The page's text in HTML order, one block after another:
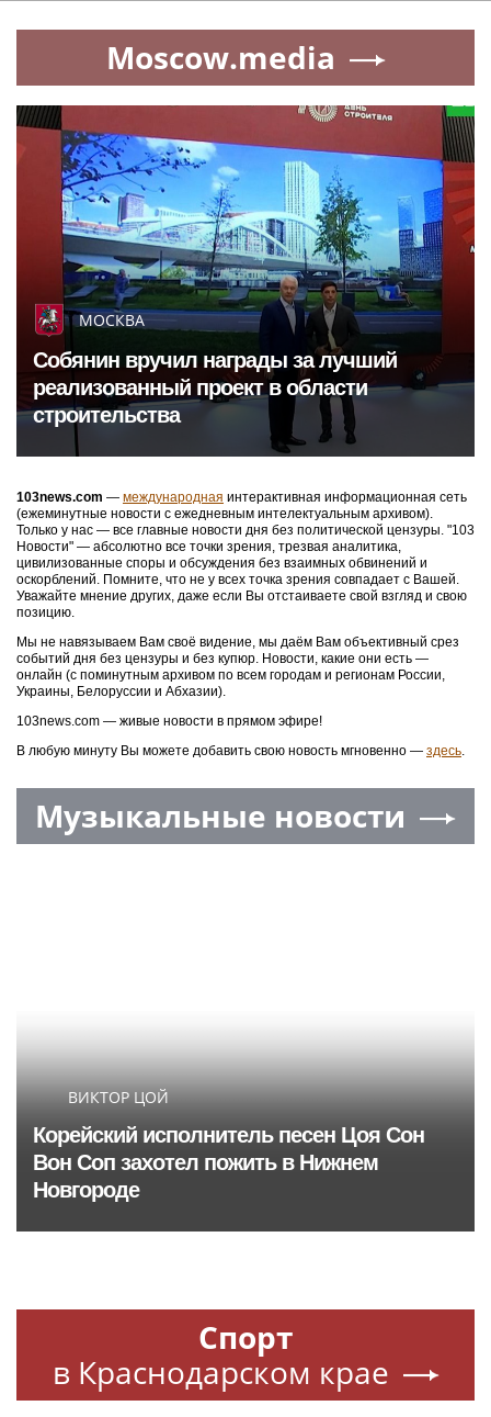
Moscow.media
МОСКВА
Собянин вручил награды за лучший
реализованный проект в области
строительства
103news.com — международная интерактивная информационная сеть
(ежеминутные новости с ежедневным интелектуальным архивом).
Только у нас — все главные новости дня без политической цензуры. "103
Новости" — абсолютно все точки зрения, трезвая аналитика,
цивилизованные споры и обсуждения без взаимных обвинений и
оскорблений. Помните, что не у всех точка зрения совпадает с Вашей.
Уважайте мнение других, даже если Вы отстаиваете свой взгляд и свою
позицию.
Мы не навязываем Вам своё видение, мы даём Вам объективный срез
событий дня без цензуры и без купюр. Новости, какие они есть —
онлайн (с поминутным архивом по всем городам и регионам России,
Украины, Белоруссии и Абхазии).
103news.com — живые новости в прямом эфире!
В любую минуту Вы можете добавить свою новость мгновенно — здесь.
Музыкальные новости
ВИКТОР ЦОЙ
Корейский исполнитель песен Цоя Сон
Вон Соп захотел пожить в Нижнем
Новгороде
Спорт
в Краснодарском крае